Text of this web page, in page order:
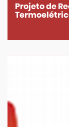
Projeto de